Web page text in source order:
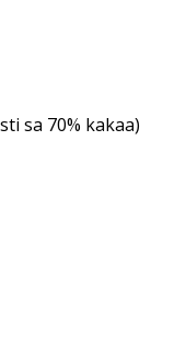
sa 70% kakaa)